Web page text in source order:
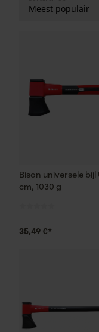
Bison universele bijl
cm, 1030 g
35,49 €*